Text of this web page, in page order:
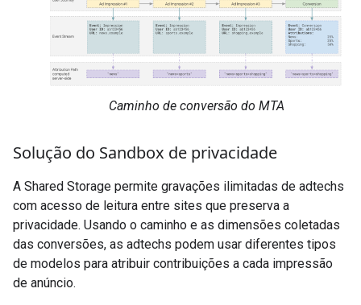
Caminho de conversão do MTA
Solução do Sandbox de privacidade
A Shared Storage permite gravações ilimitadas de adtechs
com acesso de leitura entre sites que preserva a
privacidade. Usando o caminho e as dimensões coletadas
das conversões, as adtechs podem usar diferentes tipos
de modelos para atribuir contribuições a cada impressão
de anúncio.